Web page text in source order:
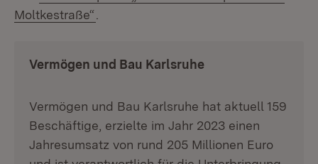
Moltkestraße“
Vermögen und Bau Karlsruhe
Vermögen und Bau Karlsruhe hat aktuell 159
Beschäftige, erzielte im Jahr 2023 einen
Jahresumsatz von rund 205 Millionen Euro